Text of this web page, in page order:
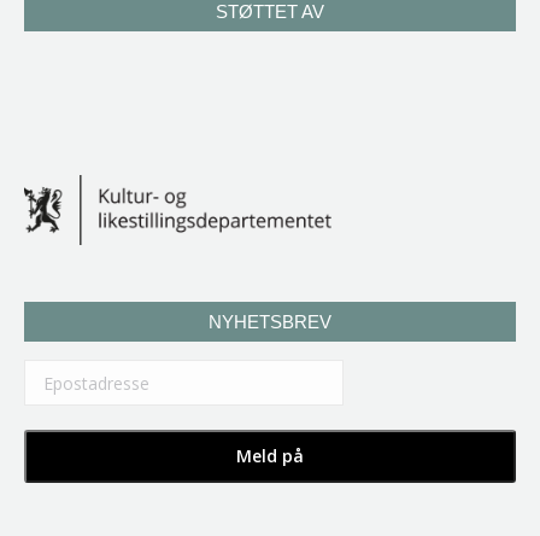
STØTTET AV
NYHETSBREV